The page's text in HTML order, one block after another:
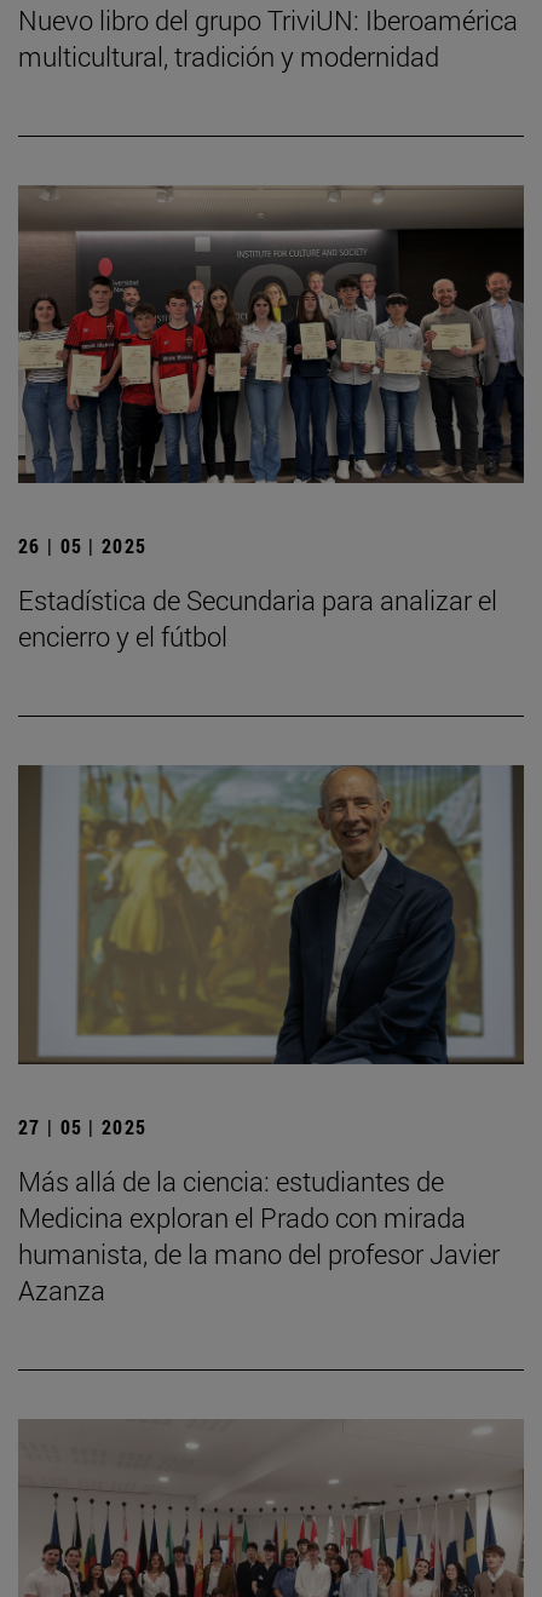
Nuevo libro del grupo TriviUN: Iberoamérica
multicultural, tradición y modernidad
26 | 05 | 2025
Estadística de Secundaria para analizar el
encierro y el fútbol
27 | 05 | 2025
Más allá de la ciencia: estudiantes de
Medicina exploran el Prado con mirada
humanista, de la mano del profesor Javier
Azanza